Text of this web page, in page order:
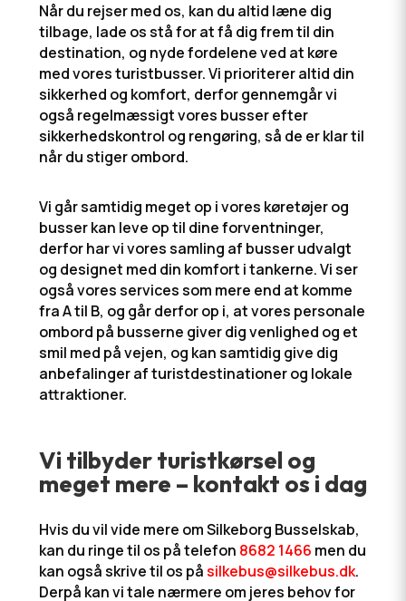
Når du rejser med os, kan du altid læne dig
tilbage, lade os stå for at få dig frem til din
destination, og nyde fordelene ved at køre
med vores turistbusser. Vi prioriterer altid din
sikkerhed og komfort, derfor gennemgår vi
også regelmæssigt vores busser efter
sikkerhedskontrol og rengøring, så de er klar til
når du stiger ombord.
Vi går samtidig meget op i vores køretøjer og
busser kan leve op til dine forventninger,
derfor har vi vores samling af busser udvalgt
og designet med din komfort i tankerne. Vi ser
også vores services som mere end at komme
fra A til B, og går derfor op i, at vores personale
ombord på busserne giver dig venlighed og et
smil med på vejen, og kan samtidig give dig
anbefalinger af turistdestinationer og lokale
attraktioner.
Vi tilbyder turistkørsel og
meget mere – kontakt os i dag
​Hvis du vil vide mere om Silkeborg Busselskab,
kan du ringe til os på telefon 8682 1466 men du
kan også skrive til os påsilkebus@silkebus.dk.
Derpå kan vi tale nærmere om jeres behov for